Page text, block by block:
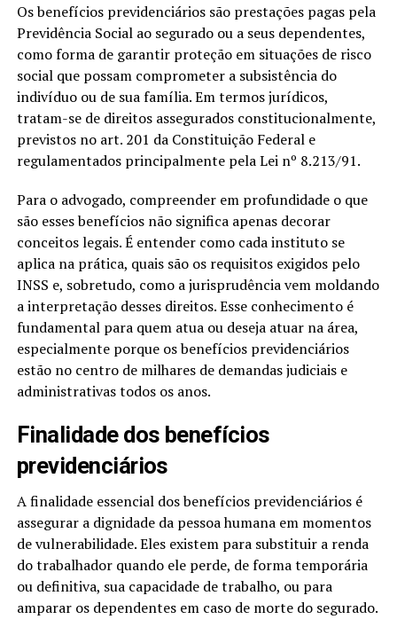
Os benefícios previdenciários são prestações pagas pela
Previdência Social ao segurado ou a seus dependentes,
como forma de garantir proteção em situações de risco
social que possam comprometer a subsistência do
indivíduo ou de sua família. Em termos jurídicos,
tratam-se de direitos assegurados constitucionalmente,
previstos no art. 201 da Constituição Federal e
regulamentados principalmente pela Lei nº 8.213/91.
Para o advogado, compreender em profundidade o que
são esses benefícios não significa apenas decorar
conceitos legais. É entender como cada instituto se
aplica na prática, quais são os requisitos exigidos pelo
INSS e, sobretudo, como a jurisprudência vem moldando
a interpretação desses direitos. Esse conhecimento é
fundamental para quem atua ou deseja atuar na área,
especialmente porque os benefícios previdenciários
estão no centro de milhares de demandas judiciais e
administrativas todos os anos.
Finalidade dos benefícios
previdenciários
A finalidade essencial dos benefícios previdenciários é
assegurar a dignidade da pessoa humana em momentos
de vulnerabilidade. Eles existem para substituir a renda
do trabalhador quando ele perde, de forma temporária
ou definitiva, sua capacidade de trabalho, ou para
amparar os dependentes em caso de morte do segurado.